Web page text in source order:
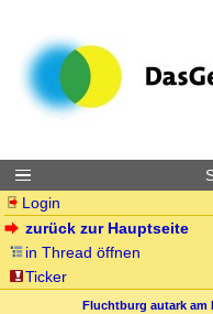
Login
zurück zur Hauptseite
in Thread öffnen
Ticker
Fluchtburg autark am